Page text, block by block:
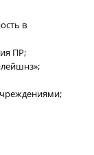
в
ПР;